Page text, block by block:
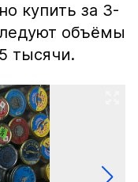
купить за 3-
объёмы
тысячи.